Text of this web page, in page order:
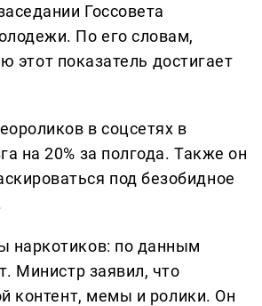
Госсовета
По его словам,
этот показатель достигает
в соцсетях в
на 20% за полгода. Также он
под безобидное
наркотиков: по данным
Министр заявил, что
контент, мемы и ролики. Он